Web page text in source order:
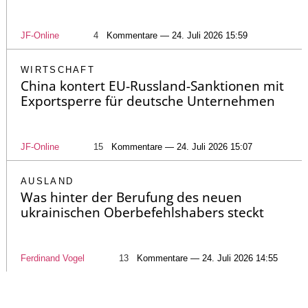
JF-Online 4 Kommentare — 24. Juli 2026 15:59
WIRTSCHAFT
China kontert EU-Russland-Sanktionen mit
Exportsperre für deutsche Unternehmen
JF-Online 15 Kommentare — 24. Juli 2026 15:07
AUSLAND
Was hinter der Berufung des neuen
ukrainischen Oberbefehlshabers steckt
Ferdinand Vogel 13 Kommentare — 24. Juli 2026 14:55